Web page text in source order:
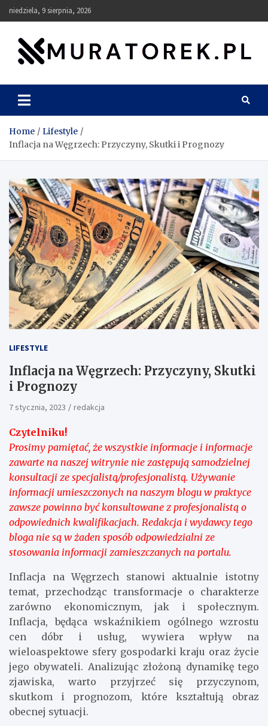
Skip
to
niedziela, 9 sierpnia, 2026
muratorek.pl
Home
Lifestyle
Inflacja na Węgrzech: Przyczyny, Skutki i Prognozy
LIFESTYLE
Inflacja na Węgrzech: Przyczyny, Skutki
i Prognozy
7 stycznia, 2023 redakcja
Czytelniku!
Prosimy pamiętać, że wszystkie informacje i informacje
zawarte na naszej witrynie nie zastępują samodzielnej
konsultacji ze specjalistą/profesjonalistą. Używanie
informacji umieszczonych na naszym blogu w praktyce
zawsze powinno być konsultowane z profesjonalistą o
odpowiednich kwalifikacjach. Redakcja i wydawcy tego
bloga nie są w żaden sposób odpowiedzialni ze
stosowania informacji zamieszczanych na portalu.
Inflacja na Węgrzech stanowi aktualnie istotny
temat, przechodząc transformacje o charakterze
zarówno ekonomicznym, jak i społecznym.
Inflacja, będąca wskaźnikiem ogólnego wzrostu
cen dóbr i usług, wywiera wpływ na
wieloaspektowe sfery gospodarki kraju oraz życie
jego obywateli. Analizując złożoną dynamikę tego
zjawiska, warto przyjrzeć się przyczynom,
skutkom i prognozom, które kształtują obraz
obecnej sytuacji.